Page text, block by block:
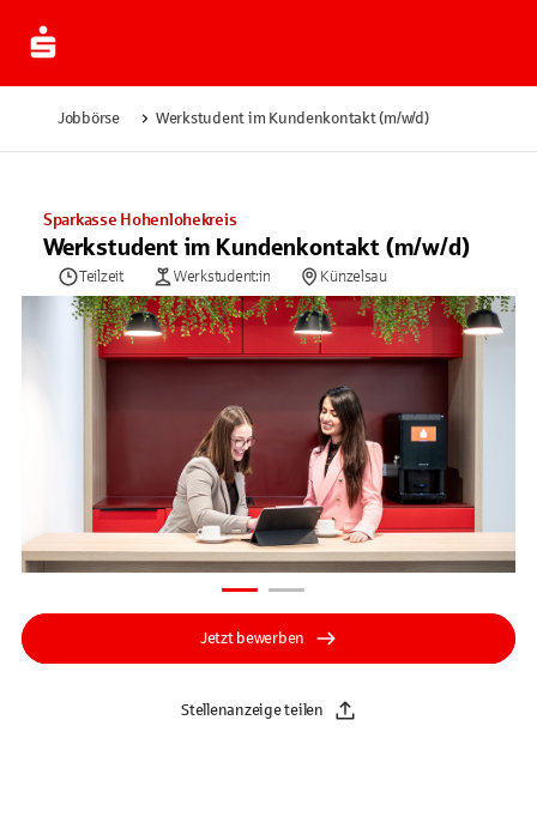
Jobbörse Werkstudent im Kundenkontakt (m/w/d)
Sparkasse Hohenlohekreis
Werkstudent im Kundenkontakt (m/w/d)
Teilzeit Werkstudent:in Künzelsau
Jetzt bewerben
Stellenanzeige teilen